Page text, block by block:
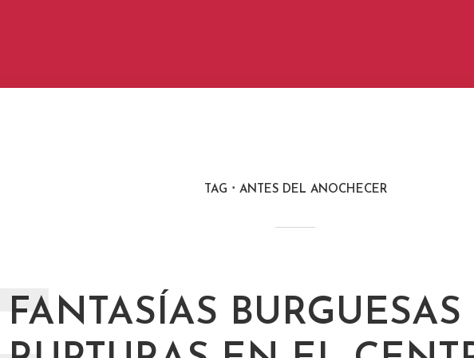
TAG ANTES DEL ANOCHECER
FANTASÍAS BURGUESAS